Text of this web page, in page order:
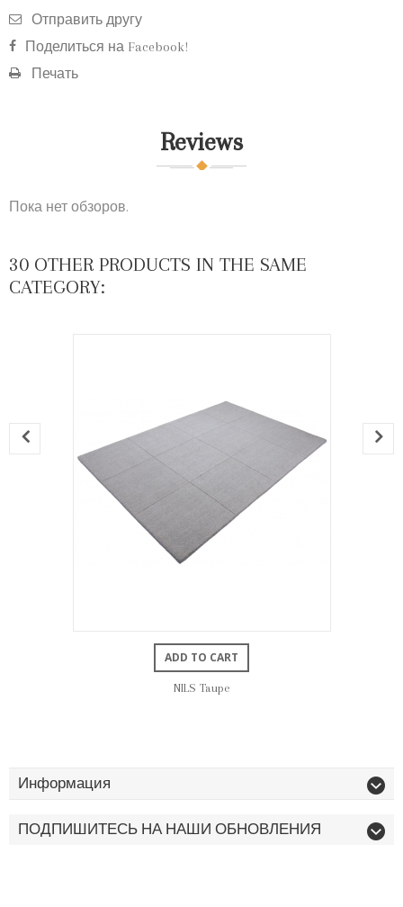
Отправить другу
Поделиться на Facebook!
Печать
Reviews
Пока нет обзоров.
30 OTHER PRODUCTS IN THE SAME
CATEGORY:
ADD TO CART
NILS Taupe
Информация
ПОДПИШИТЕСЬ НА НАШИ ОБНОВЛЕНИЯ